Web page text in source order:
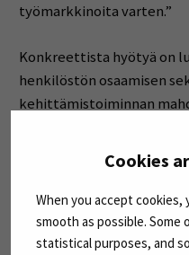
Cookies
When you accept cookies,
smooth as possible.
statistical purposes, and
työmarkkinoita varten.”
Konkreettista hyötyä on
henkilöstön osaamisen
kehittämistoiminnan
”SeAMKin opettajille ja
allianssi tarjoaa entistä
uusia
käytänteistä.